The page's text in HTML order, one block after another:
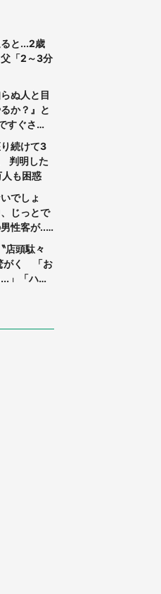
と...2歳
「2～3分
ぬ人と目
か？』と
すぐさ
）
続けて3
判明した
人も困惑
でしょ
じっとで
性客が...
店頭駄々
がく 「お
」「ハー
激写され
」「食パ
」